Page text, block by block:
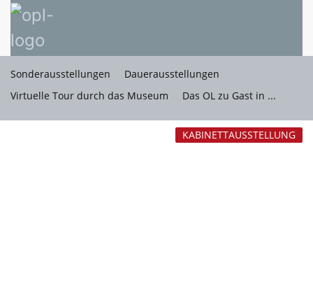
Sonderausstellungen
Dauerausstellungen
Virtuelle Tour durch das Museum
Das OL zu Gast in ...
KABINETTAUSSTELLUNG